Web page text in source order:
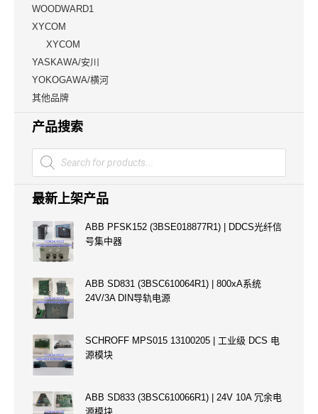
WOODWARD1
XYCOM
XYCOM
YASKAWA/安川
YOKOGAWA/横河
其他品牌
产品搜索
Products
search
最新上架产品
ABB PFSK152 (3BSE018877R1) | DDCS光纤信
号集中器
ABB SD831 (3BSC610064R1) | 800xA系统
24V/3A DIN导轨电源
SCHROFF MPS015 13100205 | 工业级 DCS 电
源模块
ABB SD833 (3BSC610066R1) | 24V 10A 冗余电
源模块